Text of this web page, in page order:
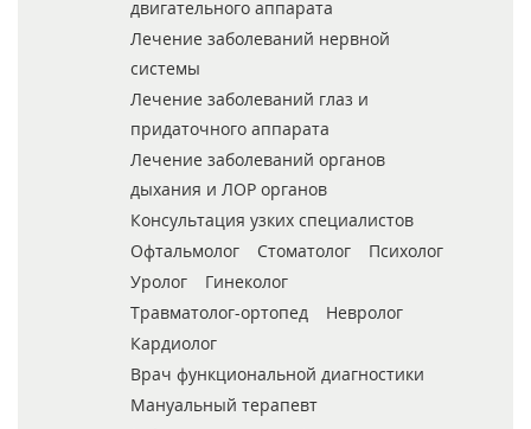
двигательного аппарата
Лечение заболеваний нервной
системы
Лечение заболеваний глаз и
придаточного аппарата
Лечение заболеваний органов
дыхания и ЛОР органов
Консультация узких специалистов
Офтальмолог
Стоматолог
Психолог
Уролог
Гинеколог
Травматолог-ортопед
Невролог
Кардиолог
Врач функциональной диагностики
Мануальный терапевт